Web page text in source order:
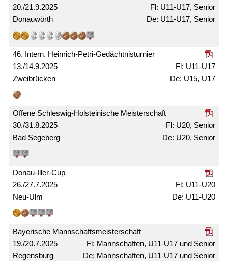
20./21.9.2025
Donauwörth
U11-U17, Senior
U11-U17, Senior
13./14.9.2025
46. Intern. Heinrich-Petri-Gedächtnis­turnier
Zweibrücken
U11-U17
U15, U17
30./31.8.2025
Offene Schleswig-Holsteinische Meister­schaft
Bad Segeberg
U20, Senior
U20, Senior
26./27.7.2025
Donau-Iller-Cup
Neu-Ulm
U11-U20
U11-U20
19./20.7.2025
Bayerische Mann­schafts­meister­schaft
Regensburg
Mann­schaften, U11-U17 und Senior
Mann­schaften, U11-U17 und Senior